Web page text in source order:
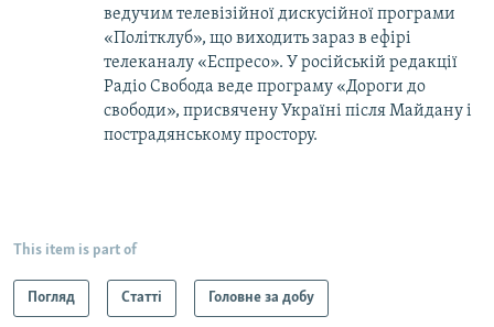
ведучим телевізійної дискусійної програми
«Політклуб», що виходить зараз в ефірі
телеканалу «Еспресо». У російській редакції
Радіо Свобода веде програму «Дороги до
свободи», присвячену Україні після Майдану і
пострадянському простору.
This item is part of
Погляд Статті Головне за добу